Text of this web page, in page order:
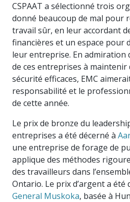
CSPAAT a sélectionné trois
donné beaucoup de mal pour
travail sûr, en leur accordant
financières et un espace pour
leur entreprise. En admiration
de ces entreprises à maintenir
sécurité efficaces, EMC
responsabilité et le
de cette année.
Le prix de bronze du
entreprises a été décerné à
une entreprise de forage de
applique des méthodes
des travailleurs dans
Ontario. Le prix d’argent a été
General Muskoka, basée à